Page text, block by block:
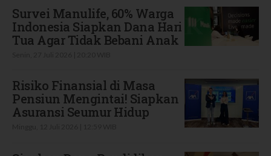
Survei Manulife, 60% Warga
Indonesia Siapkan Dana Hari
Tua Agar Tidak Bebani Anak
Risiko Finansial di Masa
Pensiun Mengintai! Siapkan
Asuransi Seumur Hidup